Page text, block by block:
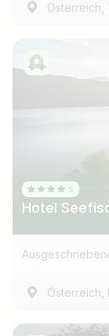
Österreich,
Hotel
Österreich,